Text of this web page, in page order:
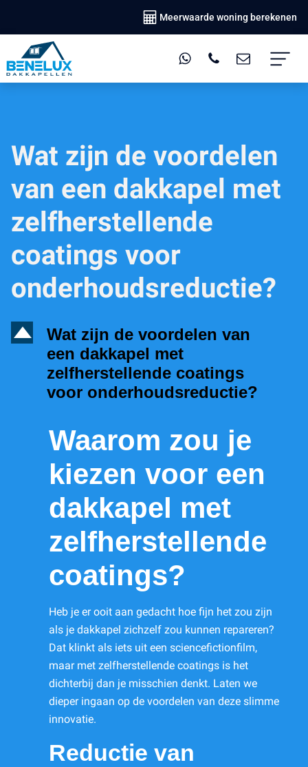
Meerwaarde woning berekenen
Wat zijn de voordelen
van een dakkapel met
zelfherstellende
coatings voor
onderhoudsreductie?
D
Wat zijn de voordelen van
een dakkapel met
zelfherstellende coatings
voor onderhoudsreductie?
Waarom zou je
kiezen voor een
dakkapel met
zelfherstellende
coatings?
Heb je er ooit aan gedacht hoe fijn het zou zijn
als je dakkapel zichzelf zou kunnen repareren?
Dat klinkt als iets uit een sciencefictionfilm,
maar met zelfherstellende coatings is het
dichterbij dan je misschien denkt. Laten we
dieper ingaan op de voordelen van deze slimme
innovatie.
Reductie van